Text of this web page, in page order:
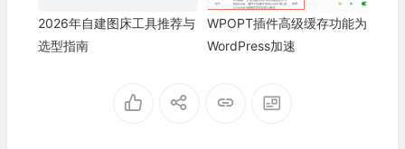
2026年自建图床工具推荐与
选型指南
WPOPT插件高级缓存功能为
WordPress加速